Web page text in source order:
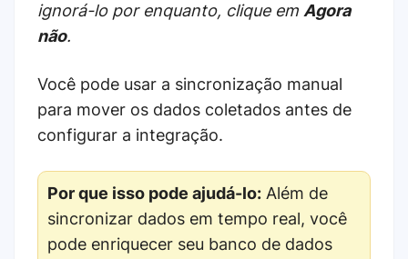
ignorá-lo por enquanto, clique em Agora
não.
Você pode usar a sincronização manual
para mover os dados coletados antes de
configurar a integração.
Por que isso pode ajudá-lo: Além de
sincronizar dados em tempo real, você
pode enriquecer seu banco de dados